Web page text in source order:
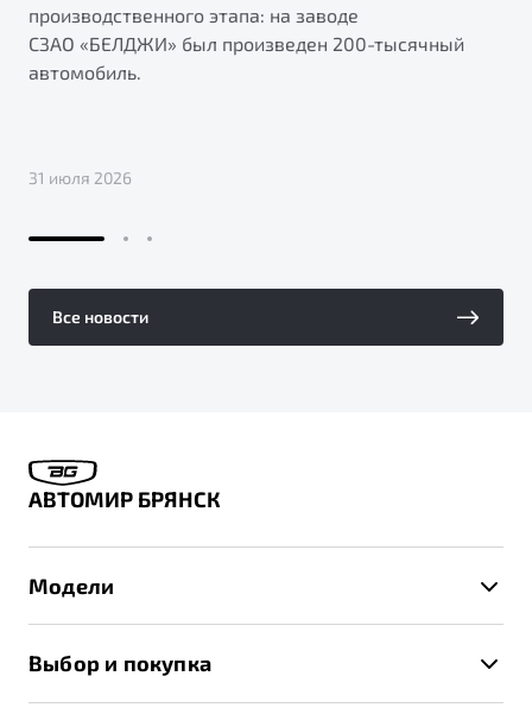
производственного этапа: на заводе
СЗАО «БЕЛДЖИ» был произведен 200-тысячный
автомобиль.
31 июля 2026
Все новости
АВТОМИР БРЯНСК
Модели
Выбор и покупка